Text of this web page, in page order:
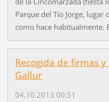
Parque del Tío Jorge, lugar
como hace habitualmente.
Recogida de firmas
Gallur
04.10.2013 00:51